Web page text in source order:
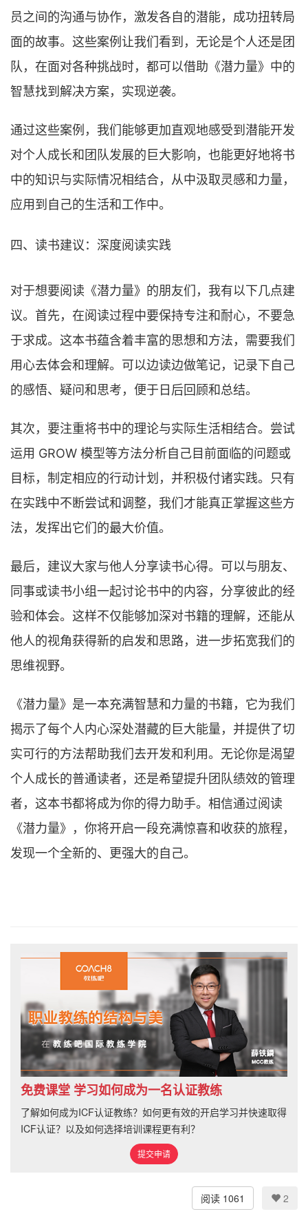
员之间的沟通与协作，激发各自的潜能，成功扭转局
面的故事。这些案例让我们看到，无论是个人还是团
队，在面对各种挑战时，都可以借助《潜力量》中的
智慧找到解决方案，实现逆袭。
通过这些案例，我们能够更加直观地感受到潜能开发
对个人成长和团队发展的巨大影响，也能更好地将书
中的知识与实际情况相结合，从中汲取灵感和力量，
应用到自己的生活和工作中。
四、读书建议：深度阅读实践
对于想要阅读《潜力量》的朋友们，我有以下几点建
议。首先，在阅读过程中要保持专注和耐心，不要急
于求成。这本书蕴含着丰富的思想和方法，需要我们
用心去体会和理解。可以边读边做笔记，记录下自己
的感悟、疑问和思考，便于日后回顾和总结。
其次，要注重将书中的理论与实际生活相结合。尝试
运用 GROW 模型等方法分析自己目前面临的问题或
目标，制定相应的行动计划，并积极付诸实践。只有
在实践中不断尝试和调整，我们才能真正掌握这些方
法，发挥出它们的最大价值。
最后，建议大家与他人分享读书心得。可以与朋友、
同事或读书小组一起讨论书中的内容，分享彼此的经
验和体会。这样不仅能够加深对书籍的理解，还能从
他人的视角获得新的启发和思路，进一步拓宽我们的
思维视野。
《潜力量》是一本充满智慧和力量的书籍，它为我们
揭示了每个人内心深处潜藏的巨大能量，并提供了切
实可行的方法帮助我们去开发和利用。无论你是渴望
个人成长的普通读者，还是希望提升团队绩效的管理
者，这本书都将成为你的得力助手。相信通过阅读
《潜力量》，你将开启一段充满惊喜和收获的旅程，
发现一个全新的、更强大的自己。
免费课堂 学习如何成为一名认证教练
了解如何成为ICF认证教练？如何更有效的开启学习并快速取得
ICF认证？以及如何选择培训课程更有利？
提交申请
阅读 1061 2